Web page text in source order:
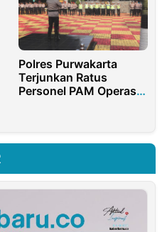
Polres Purwakarta
Terjunkan Ratus
Personel PAM Operasi